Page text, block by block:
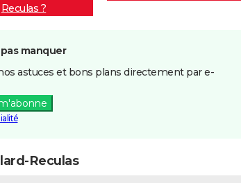
Reculas ?
manquer
astuces et bons plans directement par e-
Reculas